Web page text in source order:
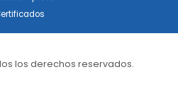
los derechos reservados.